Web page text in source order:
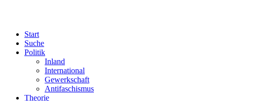
Start
Suche
Politik
Inland
International
Gewerkschaft
Antifaschismus
Theorie